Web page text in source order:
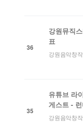
36
강원뮤직
표
강원음악창
35
유튜브 라
게스트 -
강원음악창